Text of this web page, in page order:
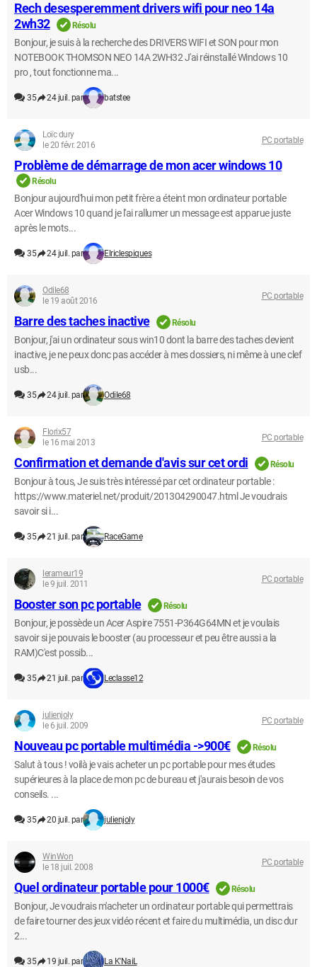
Rech desesperemment drivers wifi pour neo 14a
2wh32
Résolu
Bonjour, je suis à la recherche des DRIVERS WIFI et SON pour mon
NOTEBOOK THOMSON NEO 14A 2WH32 J'ai réinstallé Windows 10
pro , tout fonctionne ma...
35 24 juil. par batstee
Loïc dury
le 20 févr. 2016
PC portable
Problème de démarrage de mon acer windows 10
Résolu
Bonjour aujourd'hui mon petit frère a éteint mon ordinateur portable
Acer Windows 10 quand je l'ai rallumer un message est apparue juste
après le mots...
35 24 juil. par Elriclespiques
Odile68
le 19 août 2016
PC portable
Barre des taches inactive Résolu
Bonjour, j'ai un ordinateur sous win10 dont la barre des taches devient
inactive, je ne peux donc pas accéder à mes dossiers, ni même à une clef
usb...
35 24 juil. par Odile68
Florix57
le 16 mai 2013
PC portable
Confirmation et demande d'avis sur cet ordi Résolu
Bonjour à tous, Je suis très intéressé par cet ordinateur portable :
https://www.materiel.net/produit/201304290047.html Je voudrais
savoir si i...
35 21 juil. par RaceGame
lerameur19
le 9 juil. 2011
PC portable
Booster son pc portable Résolu
Bonjour, je possède un Acer Aspire 7551-P364G64MN et je voulais
savoir si je pouvais le booster (au processeur et peu être aussi a la
RAM)C'est possib...
35 21 juil. par Leclasse12
julienjoly
le 6 juil. 2009
PC portable
Nouveau pc portable multimédia ->900€ Résolu
Salut à tous ! voilà je vais acheter un pc portable pour mes études
supérieures à la place de mon pc de bureau et j'aurais besoin de vos
conseils. ...
35 20 juil. par julienjoly
WinWon
le 18 juil. 2008
PC portable
Quel ordinateur portable pour 1000€ Résolu
Bonjour, Je voudrais m'acheter un ordinateur portable qui permettrais
de faire tourner des jeux vidéo récent et faire du multimédia, un disc dur
2...
35 19 juil. par La K'NaiL